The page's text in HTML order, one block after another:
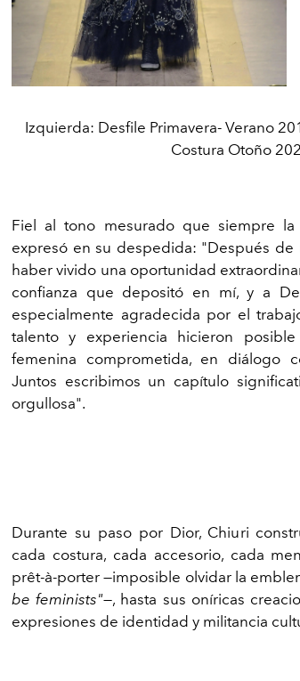
Izquierda: Desfile Primavera- Verano
Costura Otoño
Fiel al tono mesurado que siempre la
expresó en su despedida: "Después
haber vivido una oportunidad
confianza que depositó en mí, y a
especialmente agradecida por el
talento y experiencia hicieron
femenina comprometida, en diálogo
Juntos escribimos un capítulo
orgullosa".
Durante su paso por Dior, Chiuri
cada costura, cada accesorio, cada
prêt-à-porter —imposible olvidar la
be feminists"—, hasta sus oníricas
expresiones de identidad y militancia